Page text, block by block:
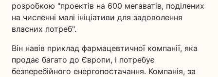
розробкою "проектів на 600 мегаватів, поділених
на численні малі ініціативи для задоволення
власних потреб".
Він навів приклад фармацевтичної компанії, яка
продає багато до Європи, і потребує
безперебійного енергопостачання. Компанія, за